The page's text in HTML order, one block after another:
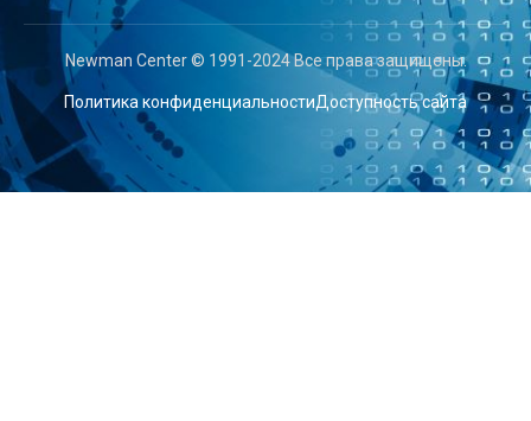
Newman Center © 1991-2024 Все права защищены.
Политика конфиденциальностиДоступность сайта